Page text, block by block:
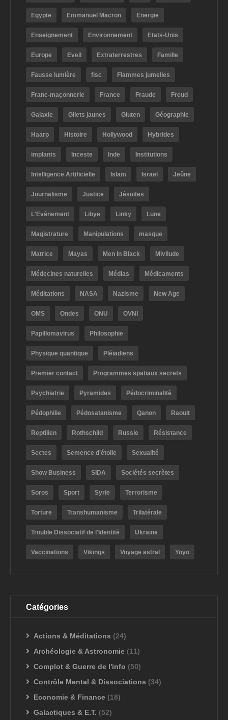
Egypte Emmanuel Macron Energie
Enseignement Environnement Etats-Unis
Europe Eveil Extraterrestres Famille
Fausse lumière fisc Flammes jumelles
Franc-maçonnerie France Fraude Freud
Galaxie Gilets jaunes Gluten Géographie
Haarp Histoire Hollywood Hybrides
implants Inceste Inde Institutions
Intelligence Artificielle Islam Israël Jeûne
Journalisme Justice Jésuites
L'Evénement Libye Linky Lune
Magistrature Manipulations masque
Matrice Mayas Men In Black Mivilude
Médecines naturelles Médias Médicaments
Méditations NASA Nazisme New Age
OMS Ondes ONU OVNI
Papillomavirus Philosophie
Physique quantique Pléiadiens
Premier contact Programmes spatiaux secrets
Psychiatrie Pyramides Pédocriminalité
Pédophilie Pédosatanisme Qanon Raoult
Reptilien Rothschild Russie Résistance
Sectes Semence d'étoile Sexualité
Show Business SIDA Sociétés secrètes
Soros Sport Syrie Terrorisme
Torture Transhumanisme Trilatérale
Trouble Dissociatif de l'Identité Ukraine
Vaccinations Vikings Voyage astral Yoyo
Catégories
Actions & Méditations (24)
Archéologie & Astronomie (11)
Complot & Guerre de l'info (50)
Contrôle Mental & Dissociations (34)
Economie & Finance (18)
Galactiques & E.T. (52)